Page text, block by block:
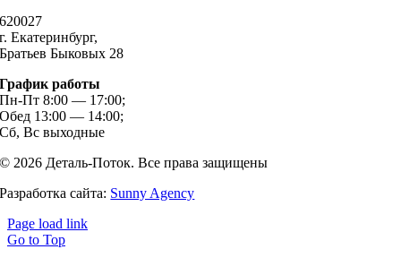
620027
г. Екатеринбург,
Братьев Быковых 28
График работы
Пн-Пт 8:00 — 17:00;
Обед 13:00 — 14:00;
Сб, Вс выходные
© 2026 Деталь-Поток. Все права защищены
Разработка сайта: Sunny Agency
Page load link
Go to Top